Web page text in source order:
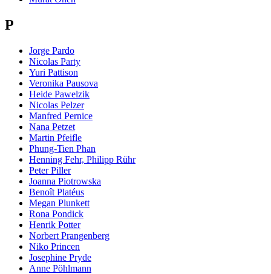
P
Jorge Pardo
Nicolas Party
Yuri Pattison
Veronika Pausova
Heide Pawelzik
Nicolas Pelzer
Manfred Pernice
Nana Petzet
Martin Pfeifle
Phung-Tien Phan
Henning Fehr, Philipp Rühr
Peter Piller
Joanna Piotrowska
Benoît Platéus
Megan Plunkett
Rona Pondick
Henrik Potter
Norbert Prangenberg
Niko Princen
Josephine Pryde
Anne Pöhlmann